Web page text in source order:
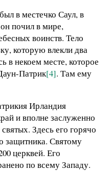
в местечко Саул, в
почил в мире,
воинств. Тело
которую влекли два
в некоем месте, которое
Патрик[4]. Там ему
Ирландия
и вполне заслуженно
Здесь его горячо
защитника. Святому
церквей. Его
по всему Западу.